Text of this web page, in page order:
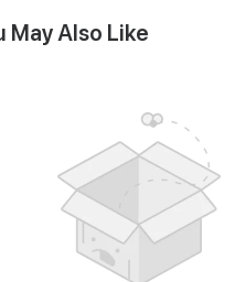
May Also Like